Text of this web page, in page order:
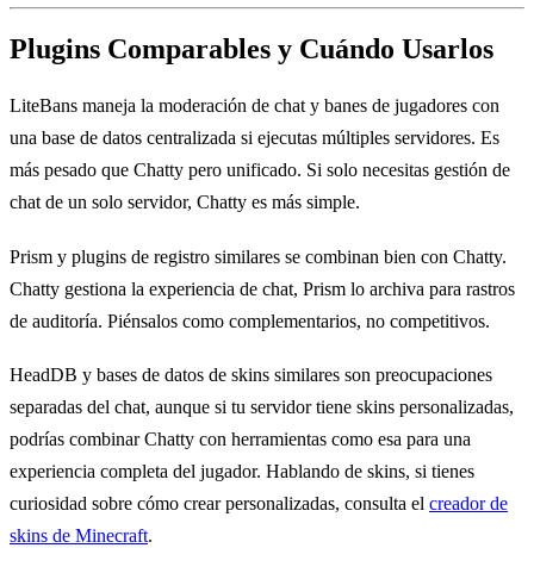
Plugins Comparables y Cuándo Usarlos
LiteBans maneja la moderación de chat y banes de jugadores con
una base de datos centralizada si ejecutas múltiples servidores. Es
más pesado que Chatty pero unificado. Si solo necesitas gestión de
chat de un solo servidor, Chatty es más simple.
Prism y plugins de registro similares se combinan bien con Chatty.
Chatty gestiona la experiencia de chat, Prism lo archiva para rastros
de auditoría. Piénsalos como complementarios, no competitivos.
HeadDB y bases de datos de skins similares son preocupaciones
separadas del chat, aunque si tu servidor tiene skins personalizadas,
podrías combinar Chatty con herramientas como esa para una
experiencia completa del jugador. Hablando de skins, si tienes
curiosidad sobre cómo crear personalizadas, consulta el creador de
skins de Minecraft.